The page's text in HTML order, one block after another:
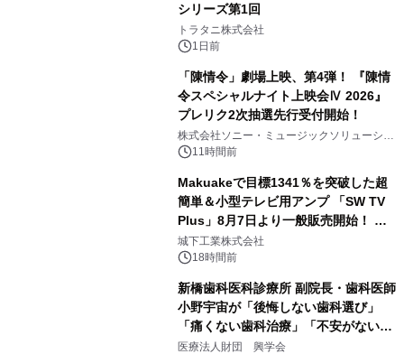
シリーズ第1回
トラタニ株式会社
1日前
「陳情令」劇場上映、第4弾！ 『陳情
令スペシャルナイト上映会Ⅳ 2026』
プレリク2次抽選先行受付開始！
株式会社ソニー・ミュージックソリューショ
ンズ11時間前
Makuakeで目標1341％を突破した超
簡単＆小型テレビ用アンプ 「SW TV
Plus」8月7日より一般販売開始！ ケ
ーブル1本つなぐだけ、テレビの音が
ぐっと豊かに
城下工業株式会社
18時間前
新橋歯科医科診療所 副院長・歯科医師
小野宇宙が「後悔しない歯科選び」
「痛くない歯科治療」「不安がない治
療計画」をテーマに専門監修
医療法人財団 興学会